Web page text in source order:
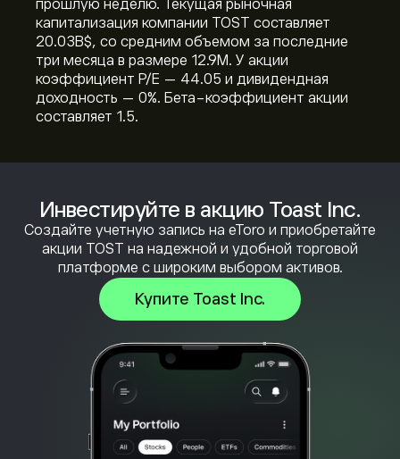
Инвестируйте в акцию Toast Inc.
Создайте учетную запись на eToro и приобретайте
акции TOST на надежной и удобной торговой
платформе с широким выбором активов.
Купите Toast Inc.
прошлую неделю. Текущая рыночная
капитализация компании TOST составляет
20.03B‎$‎, со средним объемом за последние
три месяца в размере 12.9M. У акции
коэффициент P/E — 44.05 и дивидендная
доходность — 0%. Бета-коэффициент акции
составляет 1.5.